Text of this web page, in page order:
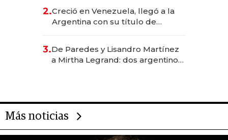
2.Creció en Venezuela, llegó a la
Argentina con su título de
las marcas "fast premium"
3.De Paredes y Lisandro Martínez
a Mirtha Legrand: dos argentinos
Más noticias